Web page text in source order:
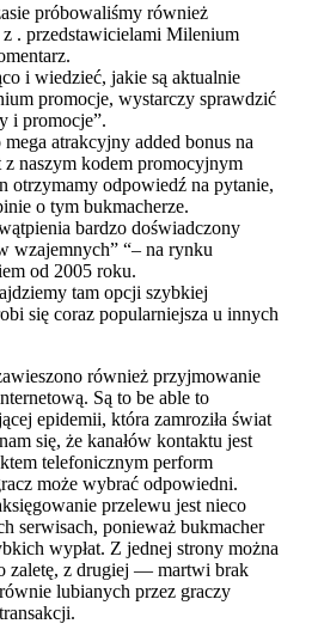
próbowaliśmy również
. przedstawicielami Milenium
i wiedzieć, jakie są aktualnie
promocje, wystarczy sprawdzić
i promocje”.
atrakcyjny added bonus na
naszym kodem promocyjnym
otrzymamy odpowiedź na pytanie,
o tym bukmacherze.
bardzo doświadczony
wzajemnych” “– na rynku
od 2005 roku.
tam opcji szybkiej
się coraz popularniejsza u innych
również przyjmowanie
Są to be able to
epidemii, która zamroziła świat
się, że kanałów kontaktu jest
telefonicznym perform
może wybrać odpowiedni.
przelewu jest nieco
serwisach, ponieważ bukmacher
wypłat. Z jednej strony można
zaletę, z drugiej — martwi brak
lubianych przez graczy